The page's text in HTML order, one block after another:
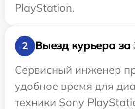
PlayStation.
2
Выезд курьера за
Сервисный инженер
удобное время для
техники Sony